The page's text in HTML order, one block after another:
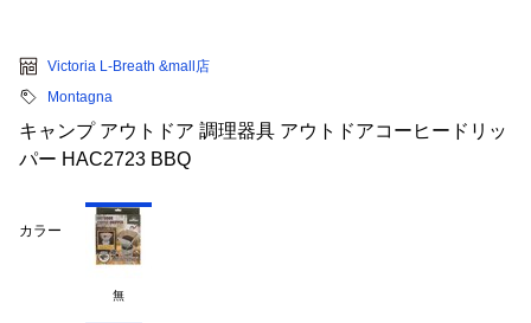
Victoria L-Breath &mall店
Montagna
キャンプ アウトドア 調理器具 アウトドアコーヒードリッ
パー HAC2723 BBQ
カラー
無